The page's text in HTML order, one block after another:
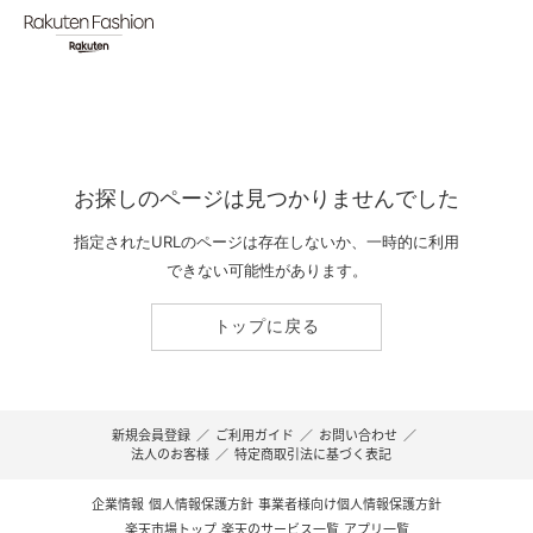
お探しのページは見つかりませんでした
指定されたURLのページは存在しないか、一時的に利用
できない可能性があります。
トップに戻る
新規会員登録 ／ ご利用ガイド ／ お問い合わせ ／
法人のお客様 ／ 特定商取引法に基づく表記
企業情報 個人情報保護方針 事業者様向け個人情報保護方針
楽天市場トップ 楽天のサービス一覧 アプリ一覧